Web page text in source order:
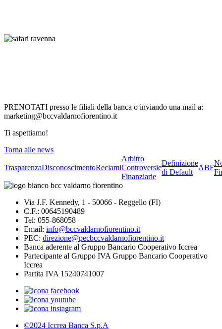
PRENOTATI presso le filiali della banca o inviando una mail a:
marketing@bccvaldarnofiorentino.it
Ti aspettiamo!
Torna alle news
TrasparenzaDisconoscimentoReclami
Arbitro
Controversie
Finanziarie
Definizione
di Default
ABF
Via J.F. Kennedy, 1 - 50066 - Reggello (FI)
C.F.: 00645190489
Tel: 055-868058
Email: info@bccvaldarnofiorentino.it
PEC: direzione@pecbccvaldarnofiorentino.it
Banca aderente al Gruppo Bancario Cooperativo Iccrea
Partecipante al Gruppo IVA Gruppo Bancario Cooperativo
Iccrea
Partita IVA 15240741007
©2024 Iccrea Banca S.p.A